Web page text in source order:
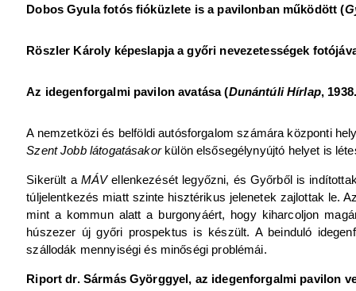
Dobos Gyula fotós fióküzlete is a pavilonban működött (
Röszler Károly képeslapja a győri nevezetességek
Az idegenforgalmi pavilon avatása (Dunántúli Hírlap,
A nemzetközi és belföldi autósforgalom számára központi
Szent Jobb látogatásakorkülön elsősegélynyújtó helyet is
Sikerült a MÁVellenkezését legyőzni, és Győrből is
túljelentkezés miatt szinte hisztérikus jelenetek zajlottak le.
mint a kommun alatt a burgonyáért, hogy kiharcoljon
húszezer új győri prospektus is készült. A beinduló
szállodák mennyiségi és minőségi problémái.
Riport dr. Sármás Györggyel, az idegenforgalmi pavilon